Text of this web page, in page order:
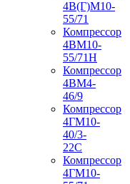
4В(Г)М10-
55/71
Компрессор
4ВМ10-
55/71Н
Компрессор
4ВМ4-
46/9
Компрессор
4ГМ10-
40/3-
22С
Компрессор
4ГМ10-